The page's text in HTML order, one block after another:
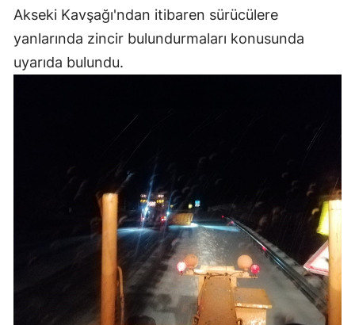
Akseki Kavşağı'ndan itibaren sürücülere
yanlarında zincir bulundurmaları konusunda
uyarıda bulundu.